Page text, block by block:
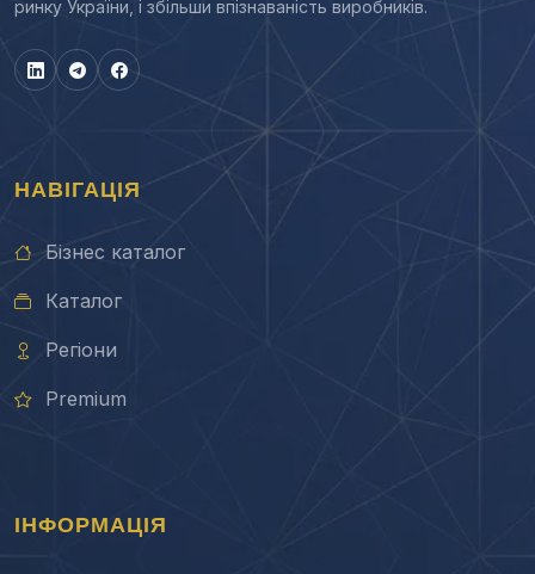
ринку України, і збільши впізнаваність виробників.
НАВІГАЦІЯ
Бізнес каталог
Каталог
Регіони
Premium
ІНФОРМАЦІЯ